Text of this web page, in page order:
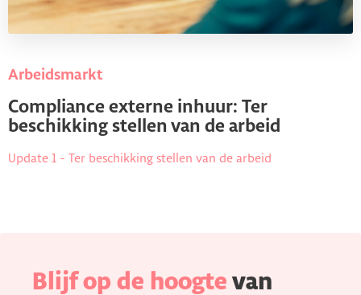
Arbeidsmarkt
Compliance externe inhuur: Ter
beschikking stellen van de arbeid
Update 1 - Ter beschikking stellen van de arbeid
Blijf op de hoogte van